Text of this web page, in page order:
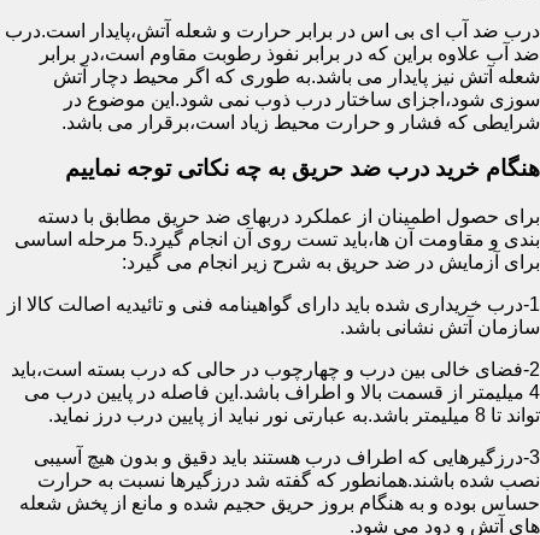
درب ضد آب ای بی اس در برابر حرارت و شعله آتش،پایدار است.درب
ضد آب علاوه براین که در برابر نفوذ رطوبت مقاوم است،در برابر
شعله آتش نیز پایدار می باشد.به طوری که اگر محیط دچار آتش
سوزی شود،اجزای ساختار درب ذوب نمی شود.این موضوع در
شرایطی که فشار و حرارت محیط زیاد است،برقرار می باشد.
هنگام خرید درب ضد حریق به چه نکاتی توجه نماییم
برای حصول اطمینان از عملکرد دربهای ضد حریق مطابق با دسته
بندی و مقاومت آن ها،باید تست روی آن انجام گیرد.5 مرحله اساسی
برای آزمایش در ضد حریق به شرح زیر انجام می گیرد:
1-درب خریداری شده باید دارای گواهینامه فنی و تائیدیه اصالت کالا از
سازمان آتش نشانی باشد.
2-فضای خالی بین درب و چهارچوب در حالی که درب بسته است،باید
4 میلیمتر از قسمت بالا و اطراف باشد.این فاصله در پایین درب می
تواند تا 8 میلیمتر باشد.به عبارتی نور نباید از پایین درب درز نماید.
3-درزگیرهایی که اطراف درب هستند باید دقیق و بدون هیچ آسیبی
نصب شده باشند.همانطور که گفته شد درزگیرها نسبت به حرارت
حساس بوده و به هنگام بروز حریق حجیم شده و مانع از پخش شعله
های آتش و دود می شود.